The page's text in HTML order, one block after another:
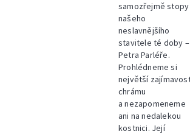
samozřejmě stopy
našeho
neslavnějšího
stavitele té doby –
Petra Parléře.
Prohlédneme si
největší
chrámu
a nezapomeneme
ani na nedalekou
kostnici. Její